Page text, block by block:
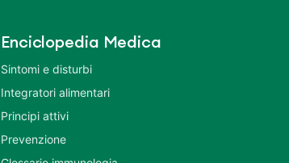
Enciclopedia Medica
Sintomi e disturbi
Integratori alimentari
Principi attivi
Prevenzione